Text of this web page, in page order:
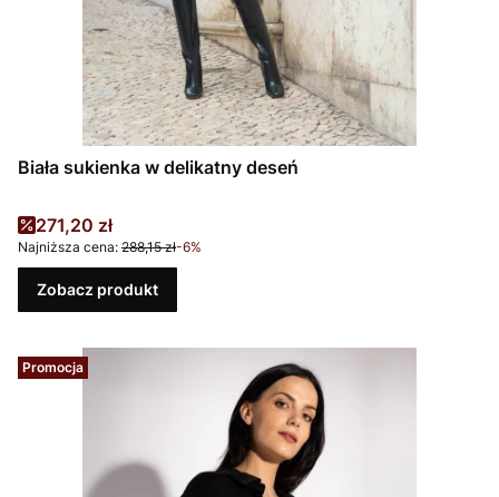
Biała sukienka w delikatny deseń
Cena promocyjna
271,20 zł
Najniższa cena: 288,15 zł-6%
Zobacz produkt
Promocja